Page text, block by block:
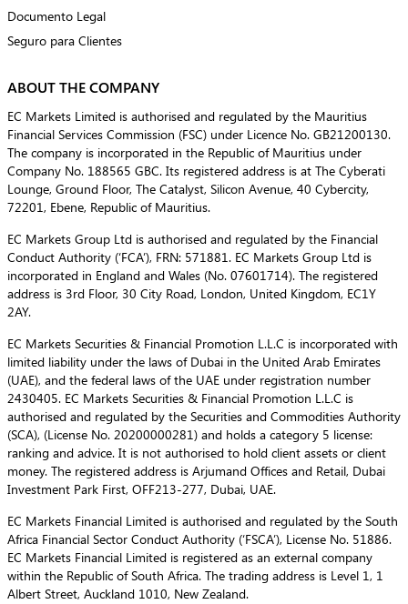
Documento Legal
Seguro para Clientes
ABOUT THE COMPANY
EC Markets Limited is authorised and regulated by the Mauritius
Financial Services Commission (FSC) under Licence No. GB21200130.
The company is incorporated in the Republic of Mauritius under
Company No. 188565 GBC. Its registered address is at The Cyberati
Lounge, Ground Floor, The Catalyst, Silicon Avenue, 40 Cybercity,
72201, Ebene, Republic of Mauritius.
EC Markets Group Ltd is authorised and regulated by the Financial
Conduct Authority (‘FCA’), FRN: 571881. EC Markets Group Ltd is
incorporated in England and Wales (No. 07601714). The registered
address is 3rd Floor, 30 City Road, London, United Kingdom, EC1Y
2AY.
EC Markets Securities & Financial Promotion L.L.C is incorporated with
limited liability under the laws of Dubai in the United Arab Emirates
(UAE), and the federal laws of the UAE under registration number
2430405. EC Markets Securities & Financial Promotion L.L.C is
authorised and regulated by the Securities and Commodities Authority
(SCA), (License No. 20200000281) and holds a category 5 license:
ranking and advice. It is not authorised to hold client assets or client
money. The registered address is Arjumand Offices and Retail, Dubai
Investment Park First, OFF213-277, Dubai, UAE.
EC Markets Financial Limited is authorised and regulated by the South
Africa Financial Sector Conduct Authority (‘FSCA’), License No. 51886.
EC Markets Financial Limited is registered as an external company
within the Republic of South Africa. The trading address is Level 1, 1
Albert Street, Auckland 1010, New Zealand.